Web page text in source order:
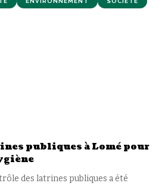
publiques à Lomé pour
des latrines publiques a été